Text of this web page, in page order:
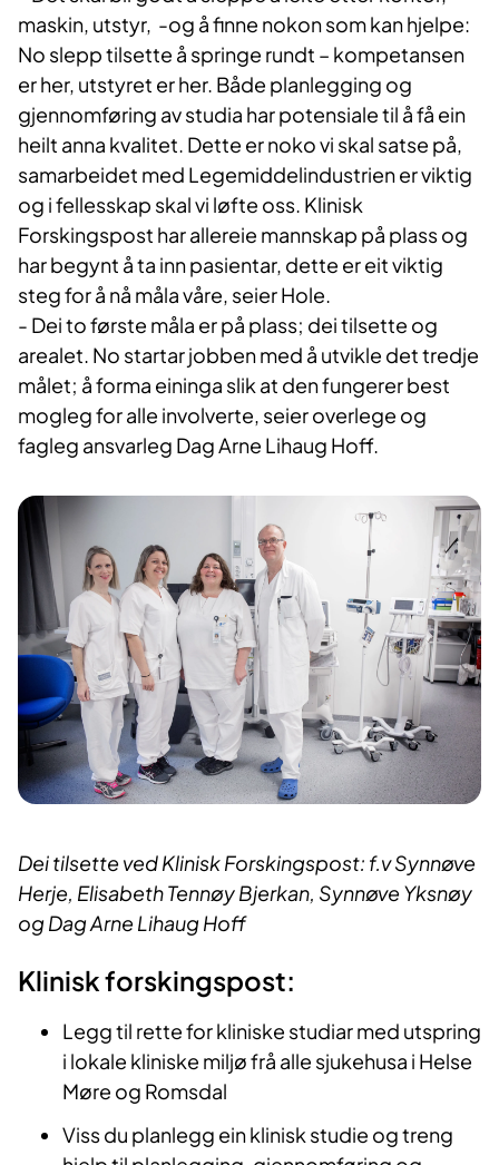
maskin, utstyr, -og å finne nokon som kan hjelpe:
No slepp tilsette å springe rundt – kompetansen
er her, utstyret er her. Både planlegging og
gjennomføring av studia har potensiale til å få ein
heilt anna kvalitet. Dette er noko vi skal satse på,
samarbeidet med Legemiddelindustrien er viktig
og i fellesskap skal vi løfte oss. Klinisk
Forskingspost har allereie mannskap på plass og
har begynt å ta inn pasientar, dette er eit viktig
steg for å nå måla våre, seier Hole.
- Dei to første måla er på plass; dei tilsette og
arealet. No startar jobben med å utvikle det tredje
målet; å forma eininga slik at den fungerer best
mogleg for alle involverte, seier overlege og
fagleg ansvarleg Dag Arne Lihaug Hoff.
Dei tilsette ved Klinisk Forskingspost: f.v Synnøve
Herje, Elisabeth Tennøy Bjerkan, Synnøve Yksnøy
og Dag Arne Lihaug Hoff
Klinisk forskingspost:
Legg til rette for kliniske studiar med utspring
i lokale kliniske miljø frå alle sjukehusa i Helse
Møre og Romsdal
Viss du planlegg ein klinisk studie og treng